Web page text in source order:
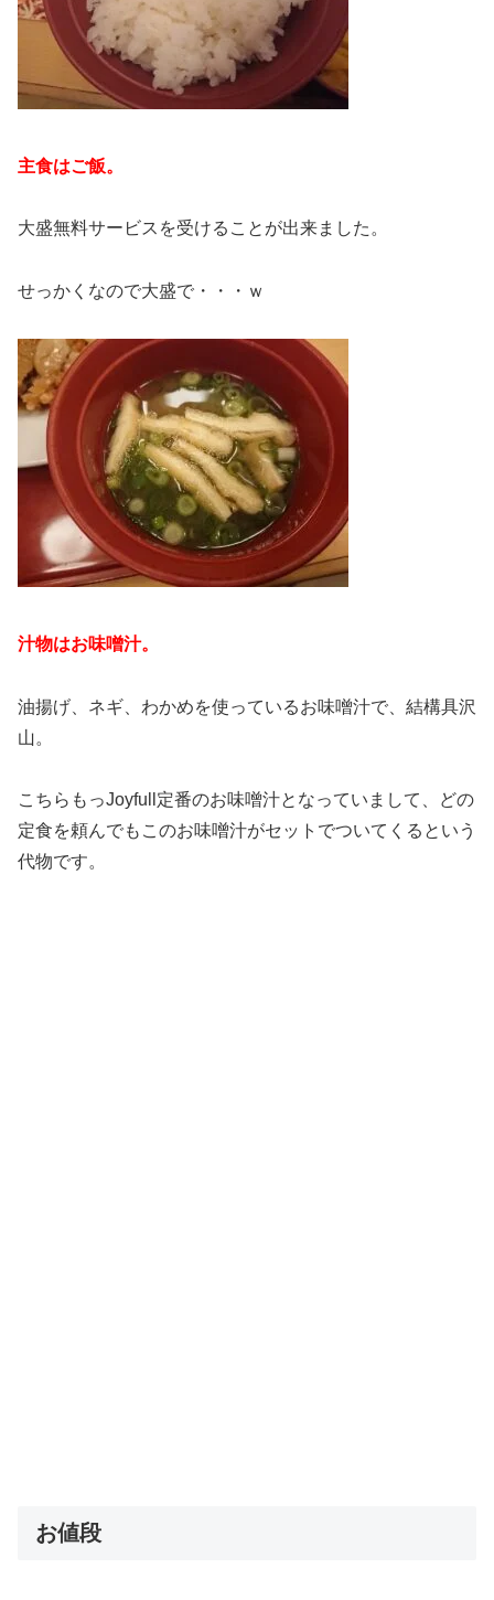
主食はご飯。
大盛無料サービスを受けることが出来ました。
せっかくなので大盛で・・・ｗ
汁物はお味噌汁。
油揚げ、ネギ、わかめを使っているお味噌汁で、結構具沢
山。
こちらもっJoyfull定番のお味噌汁となっていまして、どの
定食を頼んでもこのお味噌汁がセットでついてくるという
代物です。
お値段